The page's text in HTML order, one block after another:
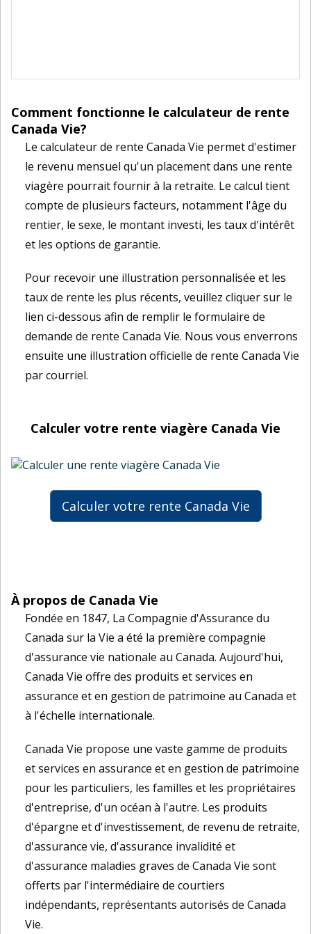
Comment fonctionne le calculateur de rente
Canada Vie?
Le calculateur de rente Canada Vie permet d'estimer
le revenu mensuel qu'un placement dans une rente
viagère pourrait fournir à la retraite. Le calcul tient
compte de plusieurs facteurs, notamment l'âge du
rentier, le sexe, le montant investi, les taux d'intérêt
et les options de garantie.
Pour recevoir une illustration personnalisée et les
taux de rente les plus récents, veuillez cliquer sur le
lien ci-dessous afin de remplir le formulaire de
demande de rente Canada Vie. Nous vous enverrons
ensuite une illustration officielle de rente Canada Vie
par courriel.
Calculer votre rente viagère Canada Vie
Calculer votre rente Canada Vie
À propos de Canada Vie
Fondée en 1847, La Compagnie d'Assurance du
Canada sur la Vie a été la première compagnie
d'assurance vie nationale au Canada. Aujourd'hui,
Canada Vie offre des produits et services en
assurance et en gestion de patrimoine au Canada et
à l'échelle internationale.
Canada Vie propose une vaste gamme de produits
et services en assurance et en gestion de patrimoine
pour les particuliers, les familles et les propriétaires
d'entreprise, d'un océan à l'autre. Les produits
d'épargne et d'investissement, de revenu de retraite,
d'assurance vie, d'assurance invalidité et
d'assurance maladies graves de Canada Vie sont
offerts par l'intermédiaire de courtiers
indépendants, représentants autorisés de Canada
Vie.